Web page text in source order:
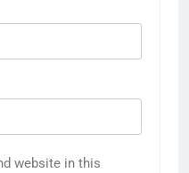
website in this